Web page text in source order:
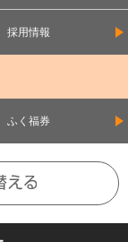
採用情報
ふく福券